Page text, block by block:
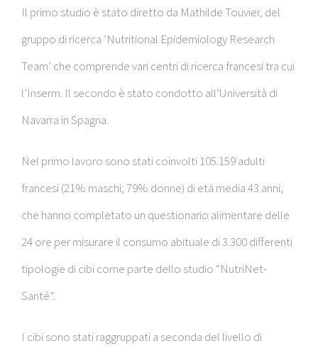
Il primo studio è stato diretto da Mathilde Touvier, del
gruppo di ricerca ‘Nutritional Epidemiology Research
Team’ che comprende vari centri di ricerca francesi tra cui
l’Inserm. Il secondo è stato condotto all’Università di
Navarra in Spagna.
Nel primo lavoro sono stati coinvolti 105.159 adulti
francesi (21% maschi; 79% donne) di età media 43 anni,
che hanno completato un questionario alimentare delle
24 ore per misurare il consumo abituale di 3.300 differenti
tipologie di cibi come parte dello studio “NutriNet-
Santé”.
I cibi sono stati raggruppati a seconda del livello di